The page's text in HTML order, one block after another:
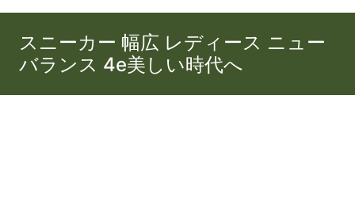
スニーカー 幅広 レディース ニュー
バランス 4e美しい時代へ